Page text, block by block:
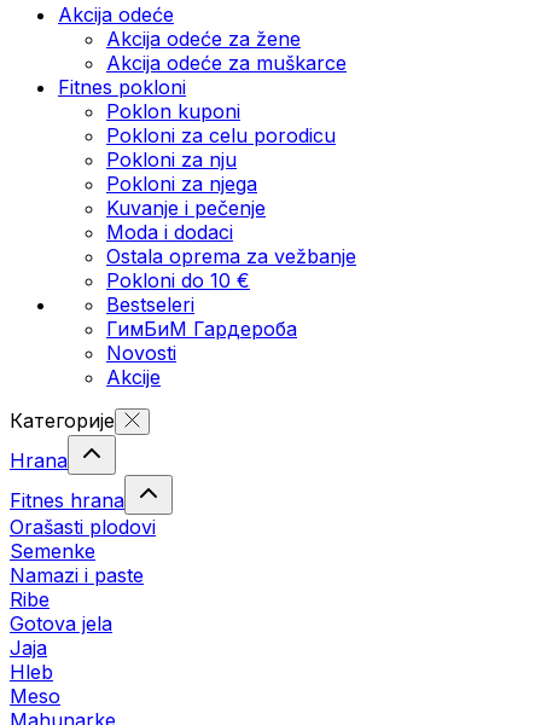
Akcija odeće
Akcija odeće za žene
Akcija odeće za muškarce
Fitnes pokloni
Poklon kuponi
Pokloni za celu porodicu
Pokloni za nju
Pokloni za njega
Kuvanje i pečenje
Moda i dodaci
Ostala oprema za vežbanje
Pokloni do 10 €
Bestseleri
ГимБиМ Гардeробa
Novosti
Akcije
Категорије
Hrana
Fitnes hrana
Orašasti plodovi
Semenke
Namazi i paste
Ribe
Gotova jela
Јаја
Hleb
Meso